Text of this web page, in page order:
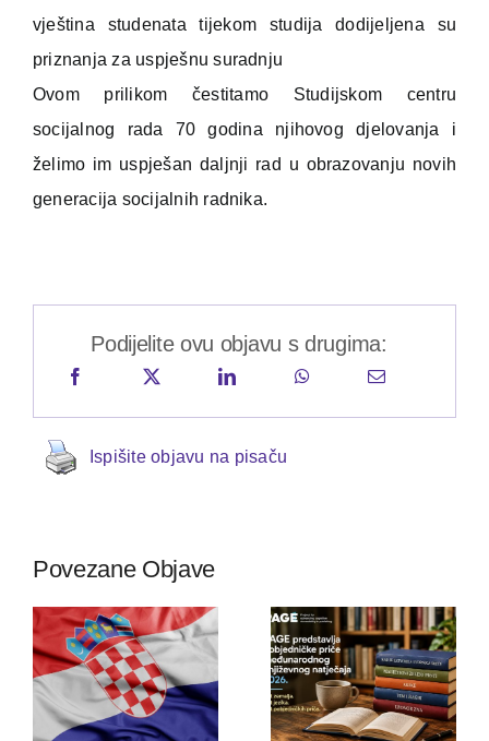
vještina studenata tijekom studija dodijeljena su
priznanja za uspješnu suradnju
Ovom prilikom čestitamo Studijskom centru
socijalnog rada 70 godina njihovog djelovanja i
želimo im uspješan daljnji rad u obrazovanju novih
generacija socijalnih radnika.
Podijelite ovu objavu s drugima:
Ispišite objavu na pisaču
Povezane Objave